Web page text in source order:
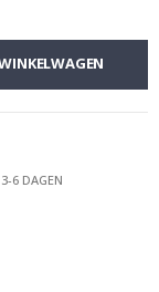
6 DAGEN